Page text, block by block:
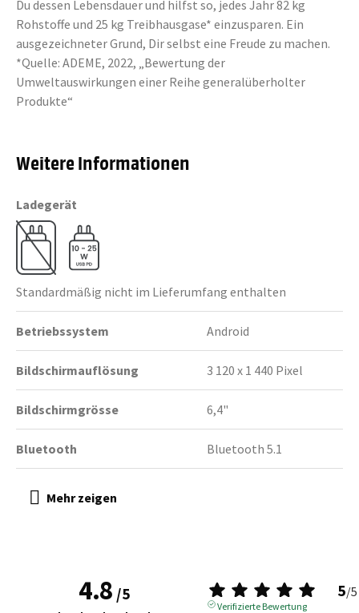
Du dessen Lebensdauer und hilfst so, jedes Jahr 82 kg
Rohstoffe und 25 kg Treibhausgase* einzusparen. Ein
ausgezeichneter Grund, Dir selbst eine Freude zu machen.
*Quelle: ADEME, 2022, „Bewertung der
Umweltauswirkungen einer Reihe generalüberholter
Produkte“
Weitere Informationen
Ladegerät
Standardmäßig nicht im Lieferumfang enthalten
Betriebssystem Android
Bildschirmauflösung 3 120 x 1 440 Pixel
Bildschirmgrösse 6,4"
Bluetooth Bluetooth 5.1
4.8/5 5/5
Verifizierte Bewertung